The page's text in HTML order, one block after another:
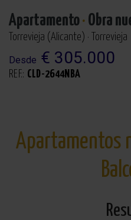
Apartamento· Obra
Torrevieja (Alicante) · Torrevieja
Desde € 305.000
REF.: CLD-2644NBA
Apartamentos